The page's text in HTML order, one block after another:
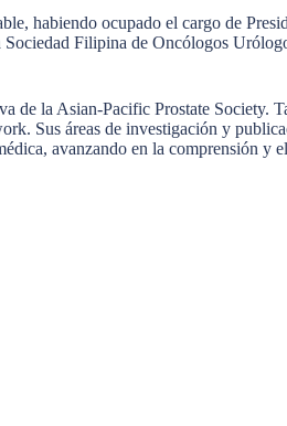
habiendo ocupado el cargo de
Filipina de Oncólogos
de la Asian-Pacific Prostate
Sus áreas de investigación y
avanzando en la comprensión y